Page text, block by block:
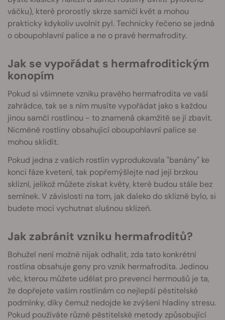
váčku), které prorostly skrze samičí květ a mohou
prakticky kdykoliv uvolnit pyl. Technicky řečeno se jedná
o oboupohlavní palice a ne o pravé hermafrodity.
Jak se vypořádat s hermafroditickým
konopím
Pokud si všimnete vzniku pravého hermafrodita ve vaší
zahrádce, tak se s ním musíte vypořádat jako s každou
jinou samčí rostlinou - to znamená okamžitě se jí zbavit.
Nicméně rostliny obsahující oboupohlavní palice se
mohou sklidit.
Pokud jedna z vašich rostlin vyprodukovala "banány" ke
konci fáze kvetení, tak popřemýšlejte nad její brzkou
sklizní, jelikož můžete získat květy, které budou stále bez
semínek. V závislosti na tom, jak daleko do sklizně bylo, si
budete moci vychutnat slušnou sklizeň.
Jak zabránit vzniku hermafroditů?
Bohužel není možné nijak odhalit, zda tato konkrétní
rostlina obsahuje geny pro vznik hermafrodita. Jedinou
věc, kterou můžete udělat pro prevenci hermoušů je ta,
že dopřejete vašim rostlinám co nejlepší pěstitelské
podmínky, díky čemuž nedojde ke zvýšení hladiny stresu.
Pokud používáte různé pěstitelské metody způsobující